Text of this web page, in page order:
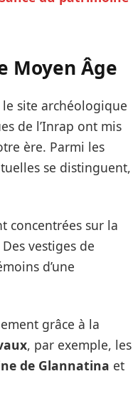
Moyen Âge
site archéologique
de l’Inrap ont mis
ère. Parmi les
se distinguent,
concentrées sur la
vestiges de
d’une
grâce à la
, par exemple, les
de Glannatina et